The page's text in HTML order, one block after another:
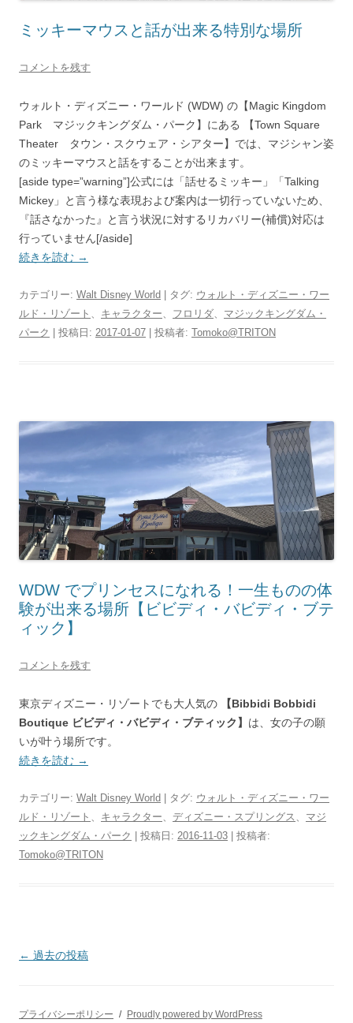
ミッキーマウスと話が出来る特別な場所
コメントを残す
ウォルト・ディズニー・ワールド (WDW) の【Magic Kingdom
Park マジックキングダム・パーク】にある 【Town Square
Theater タウン・スクウェア・シアター】では、マジシャン姿
のミッキーマウスと話をすることが出来ます。
[aside type=”warning”]公式には「話せるミッキー」「Talking
Mickey」と言う様な表現および案内は一切行っていないため、
『話さなかった』と言う状況に対する リカバリー(補償)対応は
行っていません[/aside]
続きを読む →
カテゴリー: Walt Disney World | タグ: ウォルト・ディズニー・ワー
ルド・リゾート
キャラクター フロリダ
マジックキングダム・
パーク
| 投稿日: 2017-01-07 投稿者: Tomoko@TRITON
WDW でプリンセスになれる！一生ものの体
験が出来る場所【ビビディ・バビディ・ブテ
ィック】
コメントを残す
東京ディズニー・リゾートでも大人気の
【Bibbidi Bobbidi
Boutique ビビディ・バビディ・ブティック】 は、女の子の願
いが叶う場所です。
続きを読む →
カテゴリー: Walt Disney World | タグ: ウォルト・ディズニー・ワー
ルド・リゾート 、 キャラクター、 ディズニー・スプリングス 、 マジ
ックキングダム・パーク
| 投稿日: 2016-11-03
投稿者:
Tomoko@TRITON
投
← 過去の投稿
プライバシーポリシー Proudly powered by WordPress